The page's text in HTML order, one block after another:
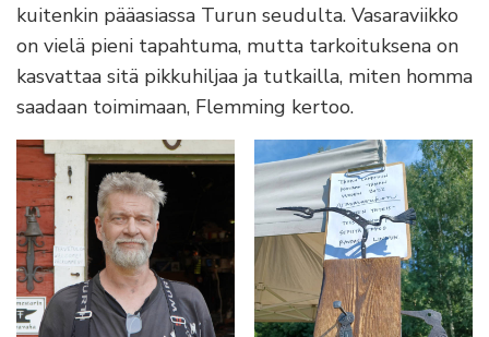
kuitenkin pääasiassa Turun seudulta. Vasaraviikko
on vielä pieni tapahtuma, mutta tarkoituksena on
kasvattaa sitä pikkuhiljaa ja tutkailla, miten homma
saadaan toimimaan, Flemming kertoo.